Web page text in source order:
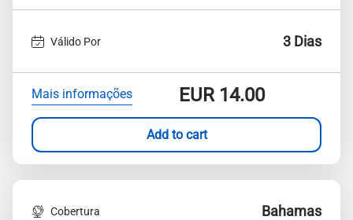
Válido Por 3 Dias
Mais informações EUR14.00
Add to cart
Cobertura Bahamas